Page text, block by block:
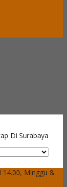
Di Surabaya
14.00, Minggu &